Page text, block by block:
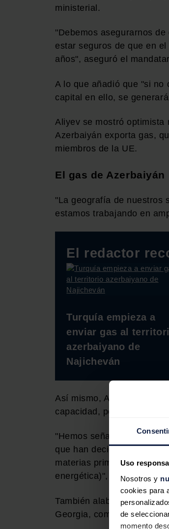
Uso
Nosotros y
cookies para
de
momento
ministerial.
"Debemos asegurarnos
estar seguros de que en el
años", aseguró el
A lo que añadió que "si
capital en ello, se
Aliyev se mostró optimista
Azerbaiyán exporta gas,
miembros de la UE.
El gas de Azerbaiyán
"La geografía de nuestros
estamos trabajando en
El redactor
Turquía empieza a
enviar gas al
azerbaiyano de
Najicheván
Así mismo, Aliyev dijo que
capacidad, por lo que se
"Hemos señalado
que han decidido
materias primas, podrían
energética)", enfatizó.
También alabó losnuevos
Georgia, como los